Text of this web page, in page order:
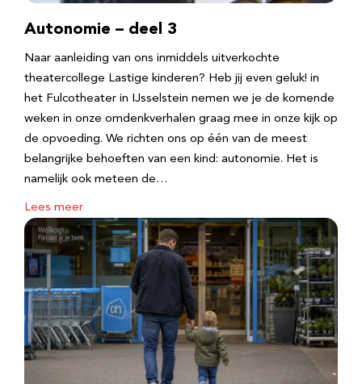
Autonomie – deel 3
Naar aanleiding van ons inmiddels uitverkochte
theatercollege Lastige kinderen? Heb jij even geluk! in
het Fulcotheater in IJsselstein nemen we je de komende
weken in onze omdenkverhalen graag mee in onze kijk op
de opvoeding. We richten ons op één van de meest
belangrijke behoeften van een kind: autonomie. Het is
namelijk ook meteen de…
Lees meer